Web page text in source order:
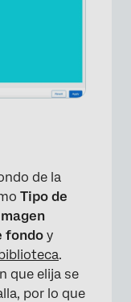
×
de la
Tipo de
fondo y
.
que elija se
por lo que